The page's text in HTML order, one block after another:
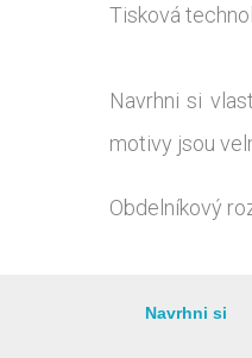
Tisková
Navrhni si
motivy jsou
Obdelníkový
Navrhni si